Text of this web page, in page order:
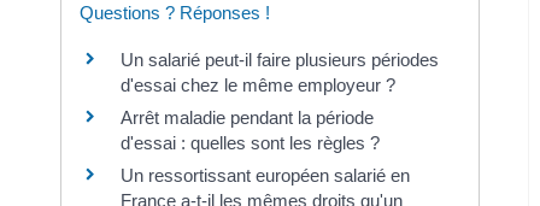
Questions ? Réponses !
Un salarié peut-il faire plusieurs périodes
d'essai chez le même employeur ?
Arrêt maladie pendant la période
d'essai : quelles sont les règles ?
Un ressortissant européen salarié en
France a-t-il les mêmes droits qu'un